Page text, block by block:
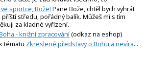
sportce, Bože! Pane Bože, chtěl bych vyhrát
středu, pořádný balík. Můžeš mi s tím
za kladné vyřízení.
- knižní zpracování(odkaz na eshop)
tématu Zkreslené představy o Bohu a nevíra...